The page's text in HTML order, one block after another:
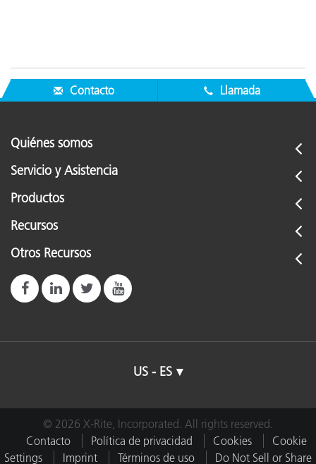
Contacto Llamada
Quiénes somos
Servicio y Asistencia
Productos
Recursos
Otros Recursos
US - ES
© 2026 X-Rite, Incorporated. All rights reserved.
Contacto
Política de privacidad Cookies
Cookie
Settings
Imprint Términos de uso Do Not Sell or Share